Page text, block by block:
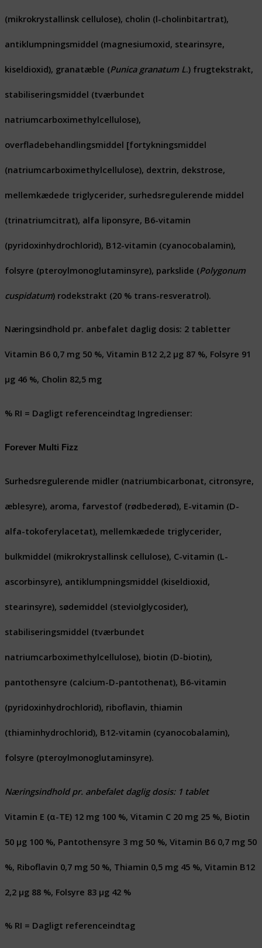
(mikrokrystallinsk cellulose), cholin (l-cholinbitartrat),
antiklumpningsmiddel (magnesiumoxid, stearinsyre,
kiseldioxid), granatæble (Punica granatum L.) frugtekstrakt,
stabiliseringsmiddel (tværbundet
natriumcarboximethylcellulose),
overfladebehandlingsmiddel [fortykningsmiddel
(natriumcarboximethylcellulose), dextrin, dekstrose,
mellemkædede triglycerider, surhedsregulerende middel
(trinatriumcitrat), alfa liponsyre, B6-vitamin
(pyridoxinhydrochlorid), B12-vitamin (cyanocobalamin),
folsyre (pteroylmonoglutaminsyre), parkslide (Polygonum
cuspidatum) rodekstrakt (20 % trans-resveratrol).
Næringsindhold pr. anbefalet daglig dosis: 2 tabletter
Vitamin B6 0,7 mg 50 %, Vitamin B12 2,2 μg 87 %, Folsyre 91
μg 46 %, Cholin 82,5 mg
% RI = Dagligt referenceindtag Ingredienser:
Forever Multi Fizz
Surhedsregulerende midler (natriumbicarbonat, citronsyre,
æblesyre), aroma, farvestof (rødbederød), E-vitamin (D-
alfa-tokoferylacetat), mellemkædede triglycerider,
bulkmiddel (mikrokrystallinsk cellulose), C-vitamin (L-
ascorbinsyre), antiklumpningsmiddel (kiseldioxid,
stearinsyre), sødemiddel (steviolglycosider),
stabiliseringsmiddel (tværbundet
natriumcarboximethylcellulose), biotin (D-biotin),
pantothensyre (calcium-D-pantothenat), B6-vitamin
(pyridoxinhydrochlorid), riboflavin, thiamin
(thiaminhydrochlorid), B12-vitamin (cyanocobalamin),
folsyre (pteroylmonoglutaminsyre).
Næringsindhold pr. anbefalet daglig dosis: 1 tablet
Vitamin E (α-TE) 12 mg 100 %, Vitamin C 20 mg 25 %, Biotin
50 μg 100 %, Pantothensyre 3 mg 50 %, Vitamin B6 0,7 mg 50
%, Riboflavin 0,7 mg 50 %, Thiamin 0,5 mg 45 %, Vitamin B12
2,2 μg 88 %, Folsyre 83 μg 42 %
% RI = Dagligt referenceindtag